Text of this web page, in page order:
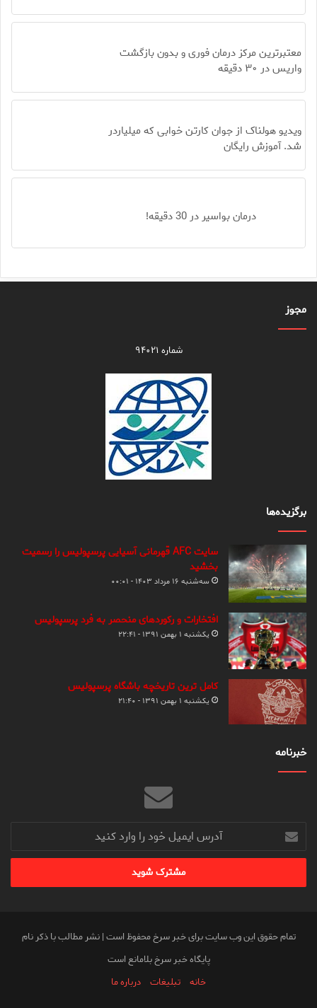
معتبرترین مرکز درمان فوری و بدون بازگشت
واریس در ۳۰ دقیقه
ویدیو هولناک از جوان کارتن خوابی که میلیاردر
شد. آموزش رایگان
درمان بواسیر در 30 دقیقه!
مجوز
شماره ۹۴۰۲۱
برگزیده‌ها
سایت AFC قهرمانی آسیایی پرسپولیس را رسمیت
بخشید
سه‌شنبه ۱۶ مرداد ۱۴۰۳ - ۰۰:۰۱
افتخارات و رکوردهای منحصر به فرد پرسپولیس
یکشنبه ۱ بهمن ۱۳۹۱ - ۲۲:۴۱
کامل ترین تاریخچه باشگاه پرسپولیس
یکشنبه ۱ بهمن ۱۳۹۱ - ۲۱:۴۰
خبرنامه
آدرس
ایمیل
خود
وارد
تمام حقوق این وب سایت برای خبر سرخ محفوظ است | نشر مطالب با ذکر نام
پایگاه خبر سرخ بلامانع است
خانه
تبلیغات درباره ما